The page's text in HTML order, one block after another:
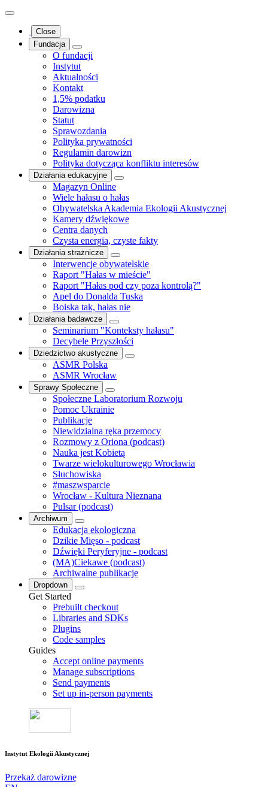
Close
Fundacja
O fundacji
Instytut
Aktualności
Kontakt
1,5% podatku
Darowizna
Statut
Sprawozdania
Polityka prywatności
Regulamin darowizn
Polityka dotycząca konfliktu interesów
Działania edukacyjne
Magazyn Online
Wiele hałasu o hałas
Obywatelska Akademia Ekologii Akustycznej
Kamery dźwiękowe
Centra danych
Czysta energia, czyste fakty
Działania strażnicze
Interwencje obywatelskie
Raport "Hałas w mieście"
Raport "Hałas pod czy poza kontrolą?"
Apel do Donalda Tuska
Boiska tak, hałas nie
Działania badawcze
Seminarium "Konteksty hałasu"
Decybele Przyszłości
Dziedzictwo akustyczne
ASMR Polska
ASMR Wrocław
Sprawy Społeczne
Społeczne Laboratorium Rozwoju
Pomoc Ukrainie
Publikacje
Niewidzialna ręka przemocy
Rozmowy z Oriona (podcast)
Nauka jest Kobietą
Twarze wielokulturowego Wrocławia
Słuchowiska
#maszwsparcie
Wrocław - Kultura Nieznana
Pulsar (podcast)
Archiwum
Edukacja ekologiczna
Dzikie Mięso - podcast
Dźwięki Peryferyjne - podcast
(MA)Ciekawe (podcast)
Archiwalne publikacje
Dropdown
Get Started
Prebuilt checkout
Libraries and SDKs
Plugins
Code samples
Guides
Accept online payments
Manage subscriptions
Send payments
Set up in-person payments
Instytut Ekologii Akustycznej
Przekaż darowiznę